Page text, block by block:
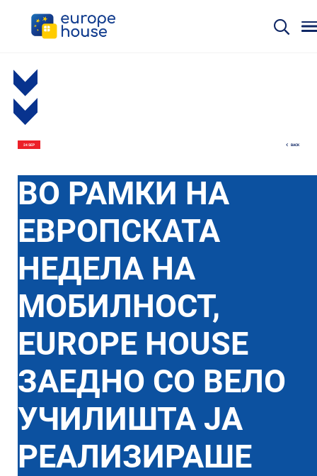
24 SEP BACK
ВО РАМКИ НА
ЕВРОПСКАТА
НЕДЕЛА НА
МОБИЛНОСТ,
EUROPE HOUSE
ЗАЕДНО СО ВЕЛО
УЧИЛИШТА ЈА
РЕАЛИЗИРАШЕ